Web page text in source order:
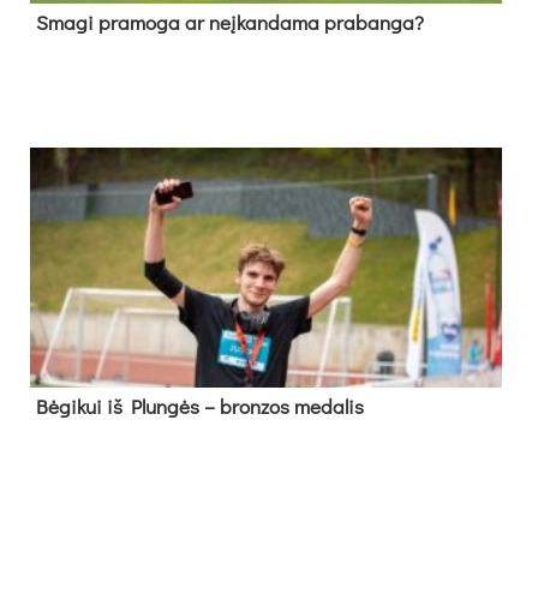
Sma­gi pra­mo­ga ar neį­kan­da­ma pra­ban­ga?
Bė­gi­kui iš Plun­gės – bron­zos me­da­lis